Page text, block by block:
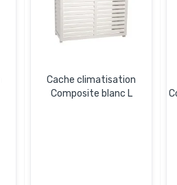
Cache climatisation
Composite blanc L